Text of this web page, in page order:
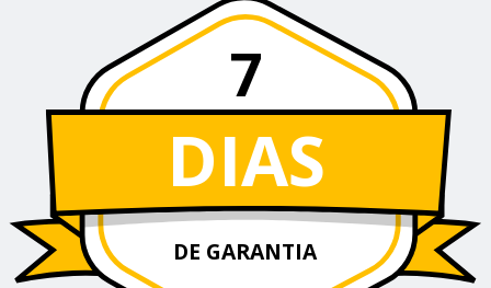
7
DIAS
DE GARANTIA